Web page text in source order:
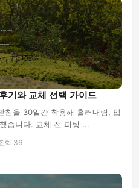
기와 교체 선택 가이드
침을 30일간 착용해 흘러내림, 압
습니다. 교체 전 피팅 ...
회 36